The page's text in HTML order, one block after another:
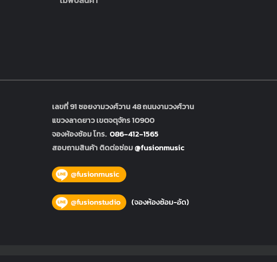
เลขที่ 91 ซอยงามวงศ์วาน 48 ถนนงามวงศ์วาน
แขวงลาดยาว เขตจตุจักร 10900
จองห้องซ้อม โทร. 086-412-1565
สอบถามสินค้า ติดต่อซ่อม@fusionmusic